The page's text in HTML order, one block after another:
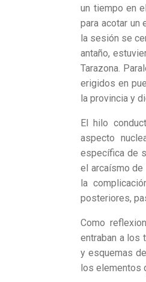
un tiempo en
para acotar un
la sesión se
antaño,
Tarazona.
erigidos en
la provincia y
El hilo
aspecto
específica de
el arcaísmo
la
posteriores,
Como
entraban a los
y esquemas
los elementos